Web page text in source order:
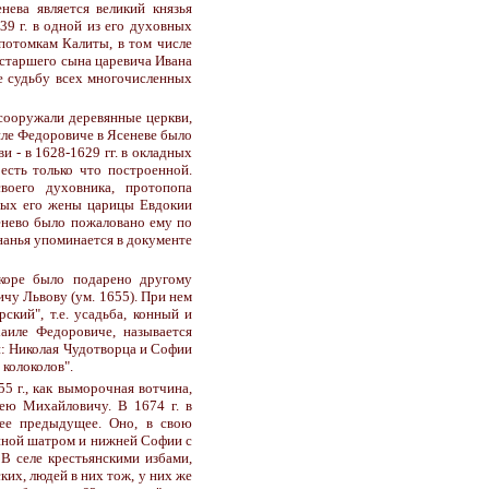
является великий князья
г. в одной из его духовных
Калиты, в том числе
сына царевича Ивана
всех многочисленных
деревянные церкви,
Федоровиче в Ясеневе было
- в 1628-1629 гг. в окладных
только что построенной.
духовника, протопопа
его жены царицы Евдокии
было пожаловано ему по
упоминается в документе
было подарено другому
Львову (ум. 1655). При нем
т.е. усадьба, конный и
Федоровиче, называется
Николая Чудотворца и Софии
г., как выморочная вотчина,
Михайловичу. В 1674 г. в
предыдущее. Оно, в свою
шатром и нижней Софии с
крестьянскими избами,
людей в них тож, у них же